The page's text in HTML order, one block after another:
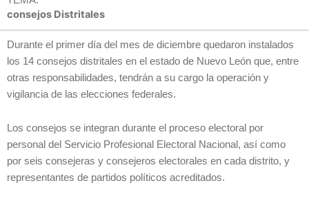
consejos Distritales
Durante el primer día del mes de diciembre quedaron instalados
los 14 consejos distritales en el estado de Nuevo León que, entre
otras responsabilidades, tendrán a su cargo la operación y
vigilancia de las elecciones federales.
Los consejos se integran durante el proceso electoral por
personal del Servicio Profesional Electoral Nacional, así como
por seis consejeras y consejeros electorales en cada distrito, y
representantes de partidos políticos acreditados.